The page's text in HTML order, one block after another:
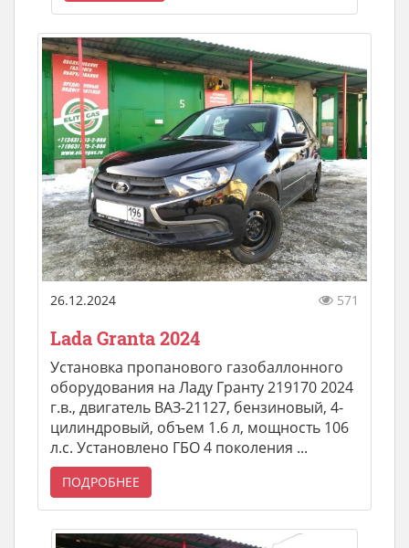
26.12.2024 571
Lada Granta 2024
Установка пропанового газобаллонного
оборудования на Ладу Гранту 219170 2024
г.в., двигатель ВАЗ-21127, бензиновый, 4-
цилиндровый, объем 1.6 л, мощность 106
л.с. Установлено ГБО 4 поколения ...
ПОДРОБНЕЕ